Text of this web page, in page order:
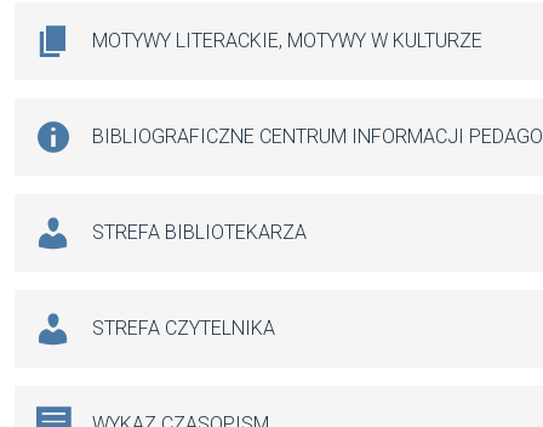
MOTYWY LITERACKIE, MOTYWY W KULTURZE
BIBLIOGRAFICZNE CENTRUM INFORMACJI
STREFA BIBLIOTEKARZA
STREFA CZYTELNIKA